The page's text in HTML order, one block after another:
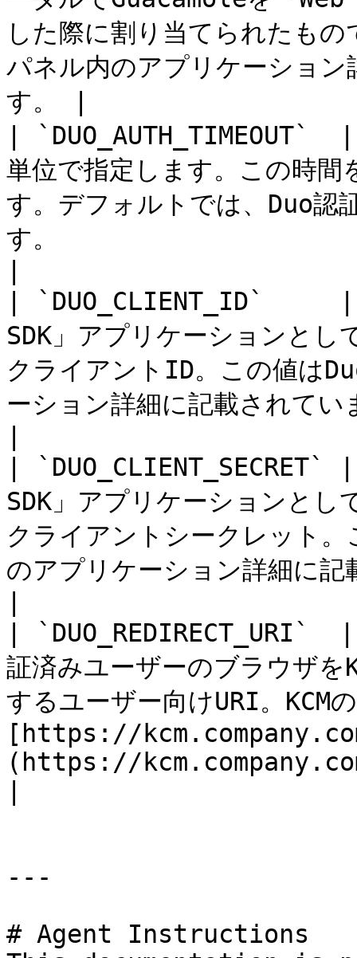
した際に割り当てられたも
パネル内のアプリケーショ
す。 |
| `DUO_AUTH_TIMEOUT`
単位で指定します。この時間
す。デフォルトでは、Duo認
す。
| `DUO_CLIENT_ID`     |
SDK」アプリケーションとし
クライアントID。この値は
ーション詳細に記載されてい
|
SDK」アプリケーションとし
クライアントシークレット
のアプリケーション詳細に記
| `DUO_REDIRECT_URI`
証済みユーザーのブラウザを
するユーザー向けURI。
[https://
(https://
---
# Agent Instructions